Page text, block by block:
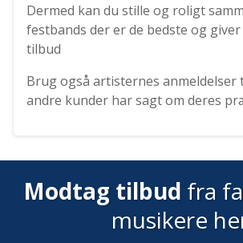
Dermed kan du stille og roligt
festbands der er de bedste og
tilbud
Brug også artisternes anmeldelser
andre kunder har sagt om deres
Modtag tilbud fra
musikere